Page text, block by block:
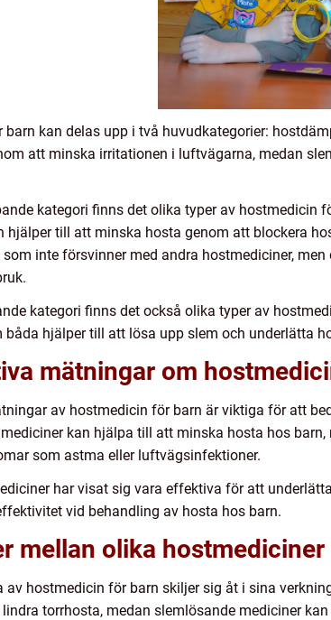
barn kan delas upp i två huvudkategorier:
att minska irritationen i luftvägarna, medan
kategori finns det olika typer av hostmedicin
hjälper till att minska hosta genom att blockera
inte försvinner med andra hostmediciner,
kategori finns det också olika typer av
båda hjälper till att lösa upp slem och underlätta
mätningar om
av hostmedicin för barn är viktiga för att
kan hjälpa till att minska hosta hos
som astma eller luftvägsinfektioner.
har visat sig vara effektiva för att
vid behandling av hosta hos barn.
mellan olika
av hostmedicin för barn skiljer sig åt i sina
torrhosta, medan slemlösande mediciner